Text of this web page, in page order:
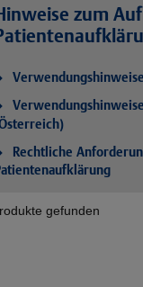
zum
Rechtliche
gefunden